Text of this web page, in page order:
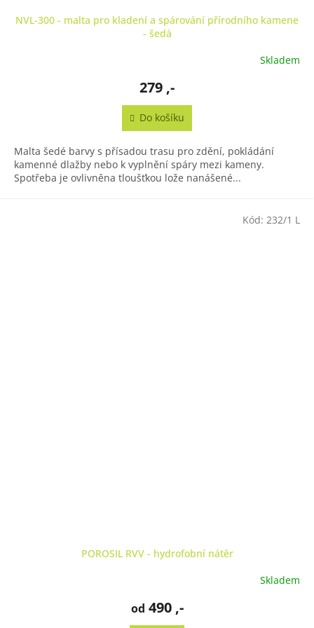
NVL-300 - malta pro kladení a spárování přírodního kamene
- šedá
Skladem
279 ,-
Do košíku
Malta šedé barvy s přísadou trasu pro zdění, pokládání
kamenné dlažby nebo k vyplnění spáry mezi kameny.
Spotřeba je ovlivněna tloušťkou lože nanášené...
POROSIL RVV - hydrofobní nátěr
Skladem
od 490 ,-
Kód: 232/1 L